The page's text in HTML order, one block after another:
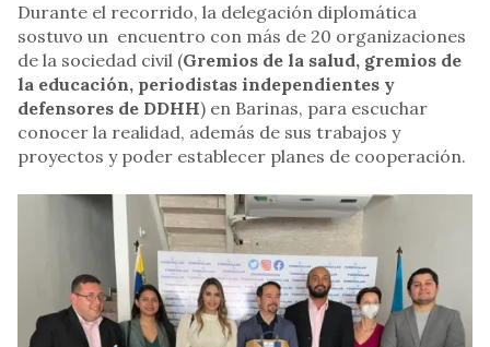
Durante el recorrido, la delegación diplomática
sostuvo un encuentro con más de 20 organizaciones
de la sociedad civil (Gremios de la salud, gremios de
la educación, periodistas independientes y
defensores de DDHH) en Barinas, para escuchar
conocer la realidad, además de sus trabajos y
proyectos y poder establecer planes de cooperación.